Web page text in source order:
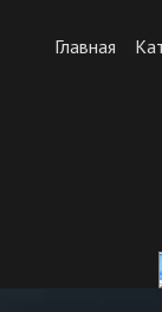
Главная